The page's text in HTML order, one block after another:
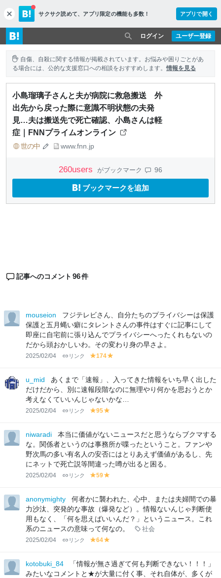
c
l
o
s
e
サクサク読めて、 アプリ限定の機能も多数！ アプリで開く
ユーザー登録
ログイン
自傷、自殺に関する情報が掲載されています。お悩みや困りごとがあ
る場合には、公的な支援窓口への相談をおすすめします。情報を見る
小島瑠璃子さんと夫が病院に救急搬送 外
出先から戻った際に意識不明状態の夫発
見…夫は搬送先で死亡確認、小島さんは軽
症｜FNNプライムオンライン
世の中 www.fnn.jp
260users がブックマーク 96
ブックマークを追加
記事へのコメント 96件
mouseion
フジテレビさん、自分たちのプライバシーは保護
保護と五月蝿い癖にタレントさんの事件はすぐに記事にして
即座に自宅前に張り込んでプライバシーへったくれもないの
だから頭おかしいわ。その変わり身の早さよ。
2025/02/04 リンク
y
lo
w
174
w
u_mid
あくまで「速報」、入ってきた情報をいち早く出した
だけだから、別に速報段階なのに無理やり何かを思おうとか
考えなくていいんじゃないかな…
2025/02/04 リンク
y
lo
w
95
lo
w
niwaradi
本当に価値がないニュースだと思うならブクマする
な。関係者というのは事務所が喋ったということ。ファンや
野次馬の多い有名人の安否にはとりあえず価値があるし、先
にネットで死亡説等間違った噂が出ると困る。
2025/02/04 リンク
y
lo
w
59
lo
w
anonymighty
何者かに襲われた、心中、または夫婦間での暴
力沙汰、突発的な事故（爆発など）。情報ないんじゃ判断使
用もなく、「何を思えばいいんだ？」というニュース。これ
系のニュースの意味って何なの。
社会
2025/02/04 リンク
y
lo
w
64
lo
w
kotobuki_84
「情報が無さ過ぎて何も判断できない！！！」
みたいなコメントと★が大量に付く事、それ自体が、多くが